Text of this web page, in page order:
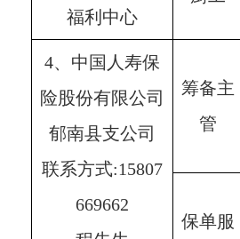
福利中心
4、中国人寿保
险股份有限公司
郁南县支公司
联系方式:15807
669662
筹备主
管
保单服